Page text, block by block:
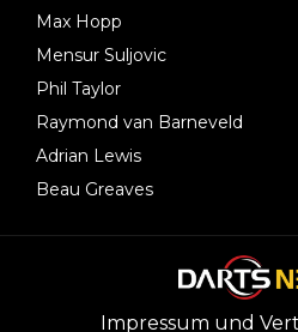
Max Hopp
Mensur Suljovic
Phil Taylor
Raymond van Barneveld
Adrian Lewis
Beau Greaves
Impressum und